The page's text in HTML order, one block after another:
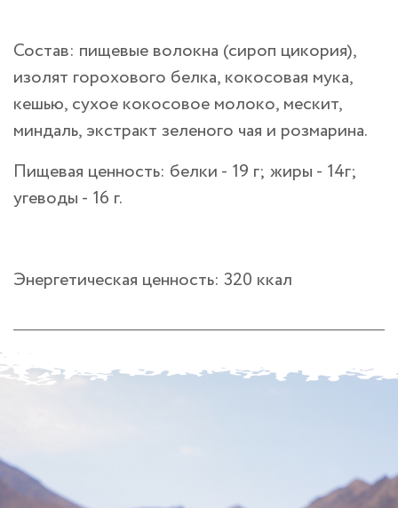
Состав: пищевые волокна (сироп цикория),
изолят горохового белка, кокосовая мука,
кешью, сухое кокосовое молоко, мескит,
миндаль, экстракт зеленого чая и розмарина.
Пищевая ценность: белки - 19 г; жиры - 14г;
угеводы - 16 г.
Энергетическая ценность: 320 ккал